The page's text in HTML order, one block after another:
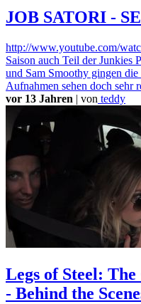
JOB SATORI -
http://www.youtube.com/
Saison auch Teil der Junkies
und Sam Smoothy gingen
Aufnahmen sehen doch sehr
vor 13 Jahren | von teddy
Legs of Steel:
- Behind the